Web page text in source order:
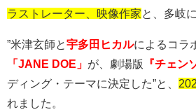
ラストレーター、映像作家 と、多岐
”米津玄師と宇多田ヒカルによるコラ
「JANE DOE」 が、劇場版 『チェン
ディング・テーマに決定した”と、
れました。